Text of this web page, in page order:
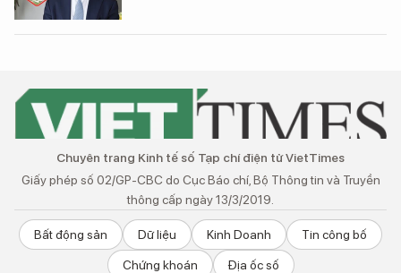
Chuyên trang Kinh tế số Tạp chí điện tử VietTimes
Giấy phép số 02/GP-CBC do Cục Báo chí, Bộ Thông tin và Truyền
thông cấp ngày 13/3/2019.
Bất động sản Dữ liệu Kinh Doanh Tin công bố
Chứng khoán Địa ốc số